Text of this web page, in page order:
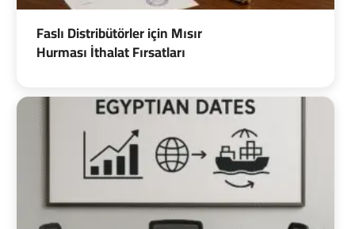
Faslı Distribütörler için Mısır
Hurması İthalat Fırsatları